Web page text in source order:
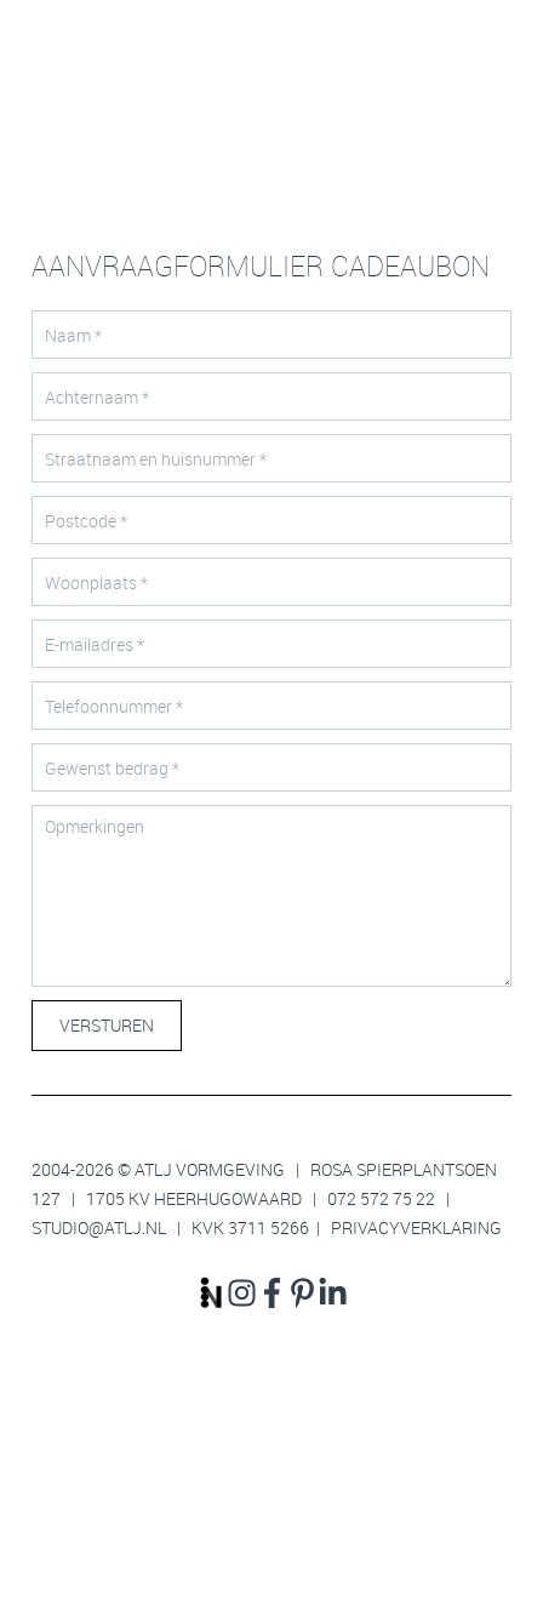
AANVRAAGFORMULIER CADEAUBON
VERSTUREN
2004-2026 © ATLJ VORMGEVING | ROSA SPIERPLANTSOEN
127 | 1705 KV HEERHUGOWAARD | 072 572 75 22 |
STUDIO@ATLJ.NL | KVK 3711 5266 | PRIVACYVERKLARING